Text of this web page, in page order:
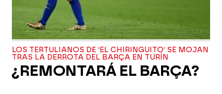
LOS TERTULIANOS DE 'EL CHIRINGUITO' SE MOJAN
TRAS LA DERROTA DEL BARÇA EN TURÍN
¿REMONTARÁ EL BARÇA?